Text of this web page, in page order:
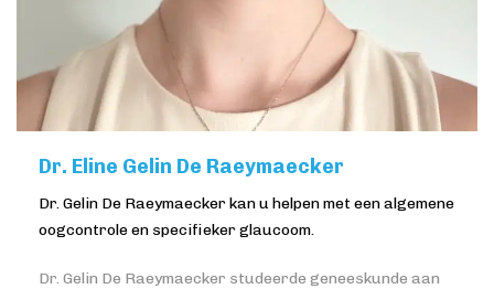
Dr. Eline Gelin De Raeymaecker
Dr. Gelin De Raeymaecker kan u helpen met een algemene
oogcontrole en specifieker glaucoom.
Dr. Gelin De Raeymaecker studeerde geneeskunde aan